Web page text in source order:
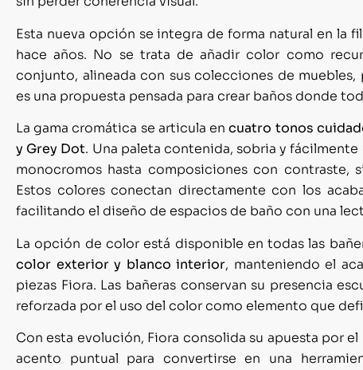
Esta nueva opción se integra de forma natural en la
hace años. No se trata de añadir color como
conjunto, alineada con sus colecciones de
es una propuesta pensada para crear baños donde
La gama cromática se articula encuatro tonos
y Grey Dot. Una paleta contenida, sobria y
monocromos hasta composiciones con
Estos colores conectan directamente con los
facilitando el diseño de espacios de baño con una
La opción de color está disponible en todas las
color exterior y blanco interior, manteniendo el
piezas Fiora. Las bañeras conservan su presencia
reforzada por el uso del color como elemento que
Con esta evolución, Fiora consolida su apuesta por
acento puntual para convertirse en una